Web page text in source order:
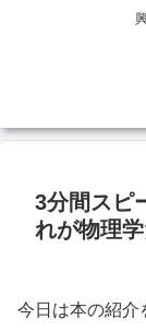
3分間スピ
れが物理学
今日は本の紹介